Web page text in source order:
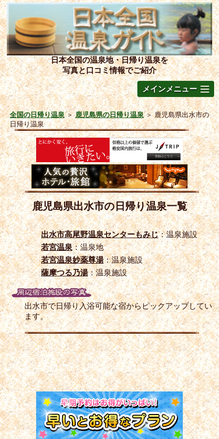
日本全国の温泉地・日帰り温泉を
写真と口コミ情報でご紹介
メインメニュー
全国の日帰り温泉＞鹿児島県の日帰り温泉＞鹿児島県出水市の
日帰り温泉
鹿児島県出水市の日帰り温泉一覧
出水市高尾野温泉センターもみじ：温泉施設
若宮温泉：温泉地
若宮温泉妙薬尊湯：温泉施設
薩摩つる乃湯：温泉施設
出水市で日帰り入浴可能な宿からピックアップしてい
ます。